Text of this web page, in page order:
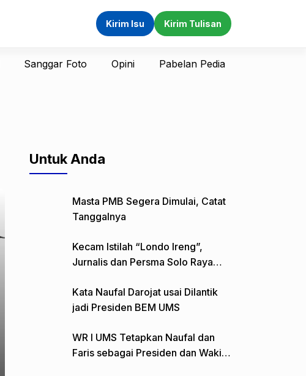
Kirim Isu Kirim Tulisan
Sanggar Foto Opini Pabelan Pedia
Untuk Anda
Masta PMB Segera Dimulai, Catat
Tanggalnya
Kecam Istilah “Londo Ireng”,
Jurnalis dan Persma Solo Raya
Kata Naufal Darojat usai Dilantik
jadi Presiden BEM UMS
WR I UMS Tetapkan Naufal dan
Faris sebagai Presiden dan Wakil